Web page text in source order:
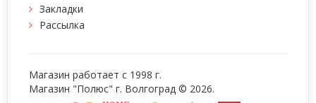
Закладки
Рассылка
Магазин работает с 1998 г.
Магазин "Полюс" г. Волгоград © 2026.